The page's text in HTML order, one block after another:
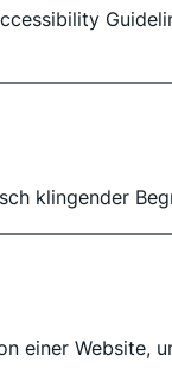
klingender
einer Website,